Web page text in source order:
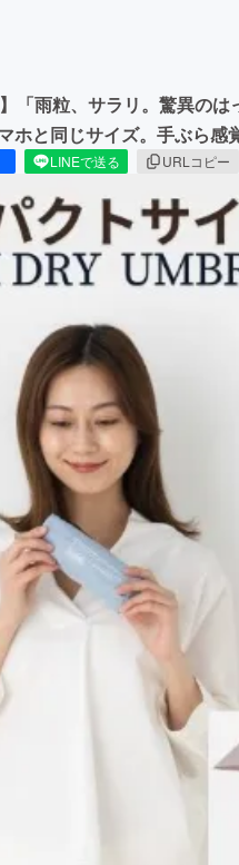
「雨粒、サラリ。驚異の
ホと同じサイズ。手ぶら感
LINEで送る URLコピー